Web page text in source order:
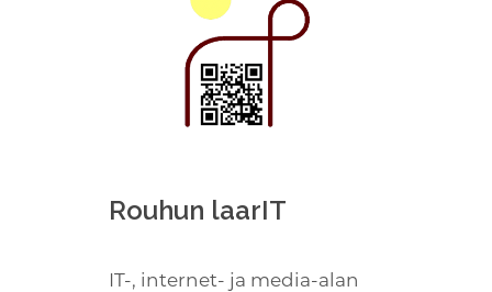
Rouhun laarIT
IT-, internet- ja media-alan